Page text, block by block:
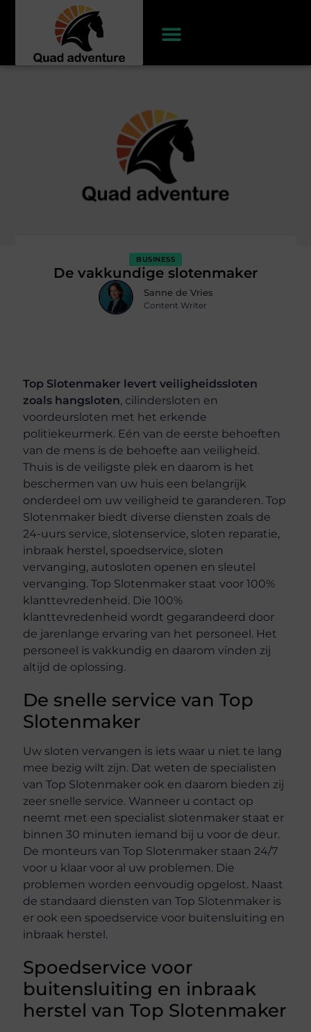
BUSINESS
De vakkundige slotenmaker
Sanne de Vries
Content Writer
Top Slotenmaker levert veiligheidssloten
zoals hangsloten, cilindersloten en
voordeursloten met het erkende
politiekeurmerk. Eén van de eerste behoeften
van de mens is de behoefte aan veiligheid.
Thuis is de veiligste plek en daarom is het
beschermen van uw huis een belangrijk
onderdeel om uw veiligheid te garanderen. Top
Slotenmaker biedt diverse diensten zoals de
24-uurs service, slotenservice, sloten reparatie,
inbraak herstel, spoedservice, sloten
vervanging, autosloten openen en sleutel
vervanging. Top Slotenmaker staat voor 100%
klanttevredenheid. Die 100%
klanttevredenheid wordt gegarandeerd door
de jarenlange ervaring van het personeel. Het
personeel is vakkundig en daarom vinden zij
altijd de oplossing.
De snelle service van Top
Slotenmaker
Uw sloten vervangen is iets waar u niet te lang
mee bezig wilt zijn. Dat weten de specialisten
van Top Slotenmaker ook en daarom bieden zij
zeer snelle service. Wanneer u contact op
neemt met een specialist slotenmaker staat er
binnen 30 minuten iemand bij u voor de deur.
De monteurs van Top Slotenmaker staan 24/7
voor u klaar voor al uw problemen. Die
problemen worden eenvoudig opgelost. Naast
de standaard diensten van Top Slotenmaker is
er ook een spoedservice voor buitensluiting en
inbraak herstel.
Spoedservice voor
buitensluiting en inbraak
herstel van Top Slotenmaker